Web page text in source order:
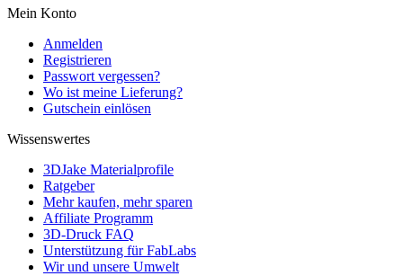
Mein Konto
Anmelden
Registrieren
Passwort vergessen?
Wo ist meine Lieferung?
Gutschein einlösen
Wissenswertes
3DJake Materialprofile
Ratgeber
Mehr kaufen, mehr sparen
Affiliate Programm
3D-Druck FAQ
Unterstützung für FabLabs
Wir und unsere Umwelt